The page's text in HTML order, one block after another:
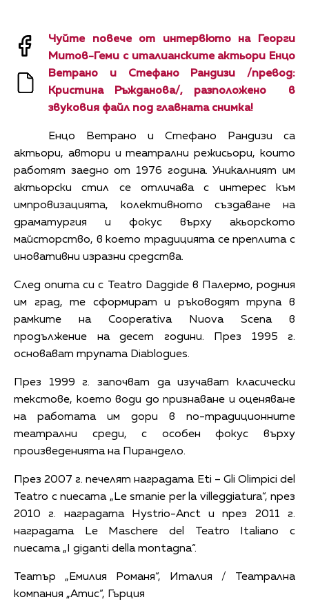
Чуйте повече от интервюто на Георги
Митов-Геми с италианските актьори Енцо
Ветрано и Стефано Рандизи /превод:
Кристина Ръжданова/, разположено в
звуковия файл под главната снимка!
Енцо Ветрано и Стефано Рандизи са
актьори, автори и театрални режисьори, които
работят заедно от 1976 година. Уникалният им
актьорски стил се отличава с интерес към
импровизацията, колективното създаване на
драматургия и фокус върху акьорското
майсторство, в което традицията се преплита с
иновативни изразни средства.
След опита си с Teatro Daggide в Палермо, родния
им град, те сформират и ръководят трупа в
рамките на Cooperativa Nuova Scena в
продължение на десет години. През 1995 г.
основават трупата Diablogues.
През 1999 г. започват да изучават класически
текстове, което води до признаване и оценяване
на работата им дори в по-традиционните
театрални среди, с особен фокус върху
произведенията на Пирандело.
През 2007 г. печелят наградата Eti – Gli Olimpici del
Teatro с пиесата „Le smanie per la villeggiatura“, през
2010 г. наградата Hystrio-Anct и през 2011 г.
наградата Le Maschere del Teatro Italiano с
пиесата „I giganti della montagna“.
Театър „Емилия Романя“, Италия / Театрална
компания „Атис“, Гърция